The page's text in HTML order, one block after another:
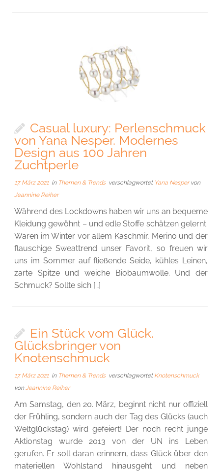
Casual luxury: Perlenschmuck
von Yana Nesper. Modernes
Design aus 100 Jahren
Zuchtperle
17. März 2021in Themen & Trends verschlagwortet Yana Nesper von
Jeannine Reiher
Während des Lockdowns haben wir uns an bequeme
Kleidung gewöhnt – und edle Stoffe schätzen gelernt.
Waren im Winter vor allem Kaschmir, Merino und der
flauschige Sweattrend unser Favorit, so freuen wir
uns im Sommer auf fließende Seide, kühles Leinen,
zarte Spitze und weiche Biobaumwolle. Und der
Schmuck? Sollte sich […]
Ein Stück vom Glück.
Glücksbringer von
Knotenschmuck
17. März 2021in Themen & Trends verschlagwortet Knotenschmuck
vonJeannine Reiher
Am Samstag, den 20. März, beginnt nicht nur offiziell
der Frühling, sondern auch der Tag des Glücks (auch
Weltglückstag) wird gefeiert! Der noch recht junge
Aktionstag wurde 2013 von der UN ins Leben
gerufen. Er soll daran erinnern, dass Glück über den
materiellen Wohlstand hinausgeht und neben